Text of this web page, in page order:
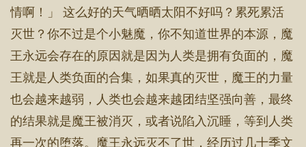
情啊！」 这么好的天气晒晒太阳不好吗？累死累活
灭世？你不过是个小魅魔，你不知道世界的本源，魔
王永远会存在的原因就是因为人类是拥有负面的，魔
王就是人类负面的合集，如果真的灭世，魔王的力量
也会越来越弱，人类也会越来越团结坚强向善，最终
的结果就是魔王被消灭，或者说陷入沉睡，等到人类
再一次的堕落。魔王永远灭不了世，经历过几十季文